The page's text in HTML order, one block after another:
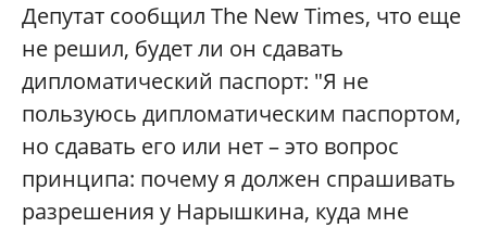
Депутат сообщил The New Times, что еще
не решил, будет ли он сдавать
дипломатический паспорт: "Я не
пользуюсь дипломатическим паспортом,
но сдавать его или нет – это вопрос
принципа: почему я должен спрашивать
разрешения у Нарышкина, куда мне